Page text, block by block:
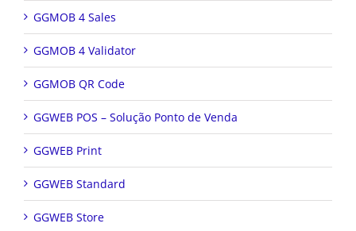
GGMOB 4 Sales
GGMOB 4 Validator
GGMOB QR Code
GGWEB POS – Solução Ponto de Venda
GGWEB Print
GGWEB Standard
GGWEB Store